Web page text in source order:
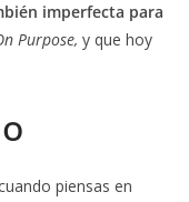
imperfecta para
Purpose, y que hoy
piensas en